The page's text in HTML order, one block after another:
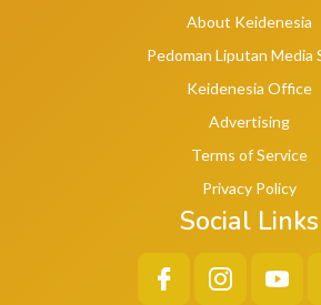
About Keidenesia
Pedoman Liputan Media
Keidenesia Office
Advertising
Terms of Service
Privacy Policy
Social Links